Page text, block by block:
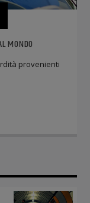
MONDO
provenienti